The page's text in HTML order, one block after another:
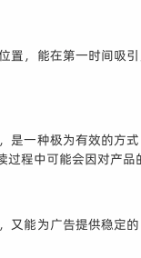
置，能在第一时间吸
是一种极为有效的方
程中可能会因对产品
又能为广告提供稳定